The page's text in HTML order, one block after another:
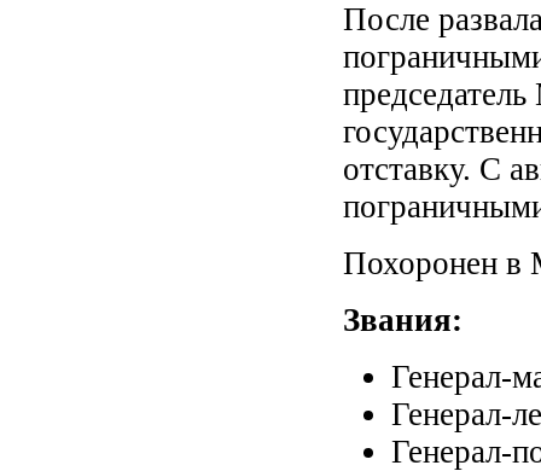
После
отставку. С
Похоронен в
Звания:
Генерал-
Генерал-
Генерал-